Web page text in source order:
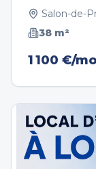
Salon-de-
38 m²
1 100 €/